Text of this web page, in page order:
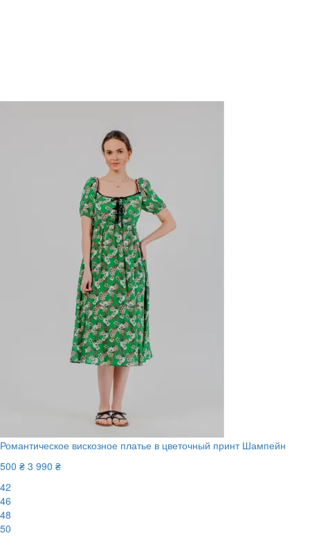
Романтическое вискозное платье в цветочный принт Шампейн
500 ₴ 3 990 ₴
42
46
48
50